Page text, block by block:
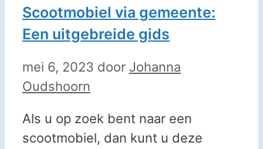
Scootmobiel via gemeente:
Een uitgebreide gids
mei 6, 2023 door Johanna
Oudshoorn
Als u op zoek bent naar een
scootmobiel, dan kunt u deze